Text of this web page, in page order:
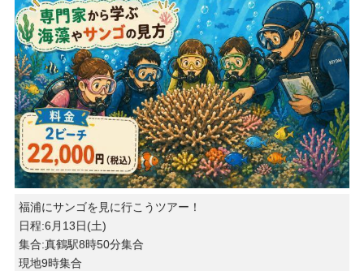
福浦にサンゴを見に行こうツアー！
日程:6月13日(土)
集合:真鶴駅8時50分集合
現地9時集合